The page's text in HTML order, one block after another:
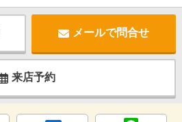
メールで問合せ
来店予約